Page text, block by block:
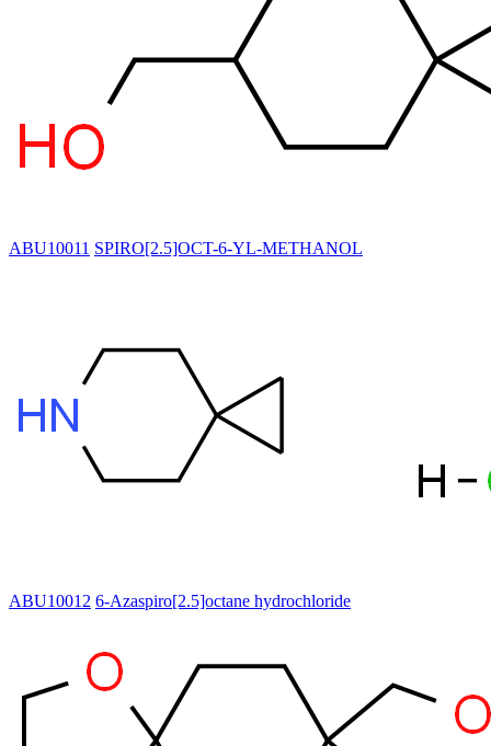
ABU10011 SPIRO[2.5]OCT-6-YL-METHANOL
ABU10012 6-Azaspiro[2.5]octane hydrochloride